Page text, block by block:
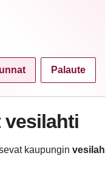
Palaute
vesilahti
kaupungin